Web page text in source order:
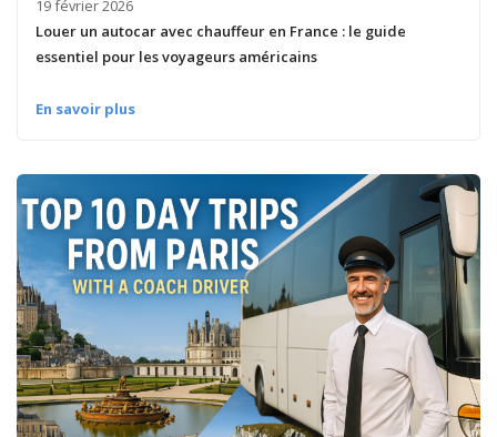
19 février 2026
Louer un autocar avec chauffeur en France : le guide
essentiel pour les voyageurs américains
En savoir plus